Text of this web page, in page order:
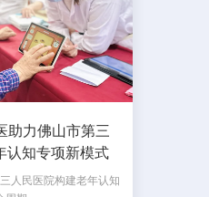
助力佛山市第三
认知专项新模式
人民医院构建老年认知